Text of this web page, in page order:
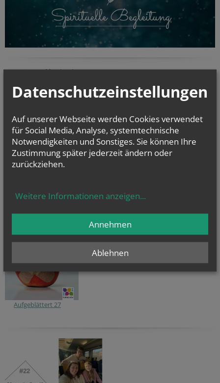
KaRoLieBe auf facebook:
Aufgeblättert 27
Datenschutzeinstellungen
Auf unserer Webseite werden Cookies verwendet
für Social Media, Analyse, systemtechnische
Notwendigkeiten und Sonstiges. Sie können Ihre
Zustimmung später jederzeit ändern oder
zurückziehen.
Weitere Informationen anzeigen...
Ablehnen
Annehmen